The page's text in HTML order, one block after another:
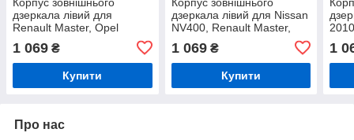
дзеркала лівий для
Renault Master, Opel
Movano, Nissan NV400 (з
2010 року), чорний
1 069 ₴
Купити
дзеркала лівий для Nissan
NV400, Renault Master,
року), чорний
1 069₴
Купити
1
Про нас